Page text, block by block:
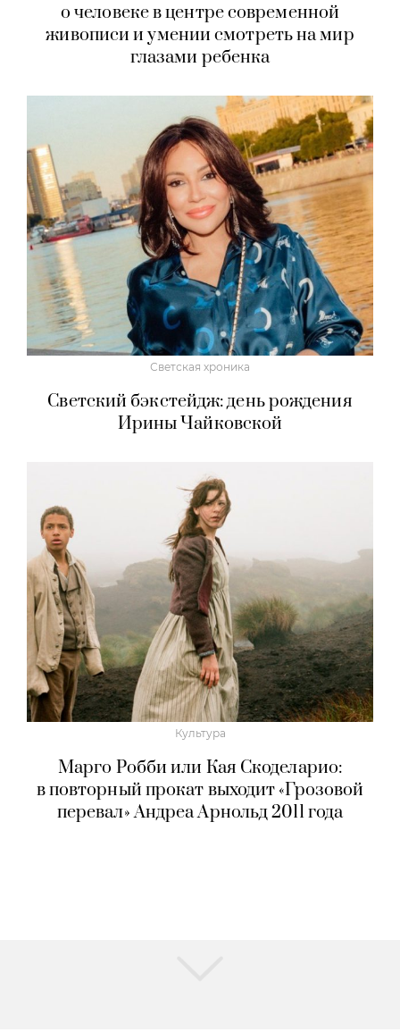
о человеке в центре современной
живописи и умении смотреть на мир
глазами ребенка
Светская хроника
Светский бэкстейдж: день рождения
Ирины Чайковской
Культура
Марго Робби или Кая Скоделарио:
в повторный прокат выходит «Грозовой
перевал» Андреа Арнольд 2011 года